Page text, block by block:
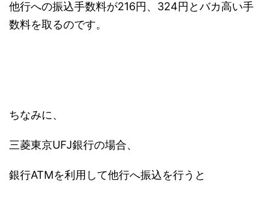
他行への振込手数料が216円、324円とバカ高い手
数料を取るのです。
ちなみに、
三菱東京UFJ銀行の場合、
銀行ATMを利用して他行へ振込を行うと